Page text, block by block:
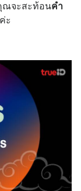
ณจะสะท้อนคำ
ะ